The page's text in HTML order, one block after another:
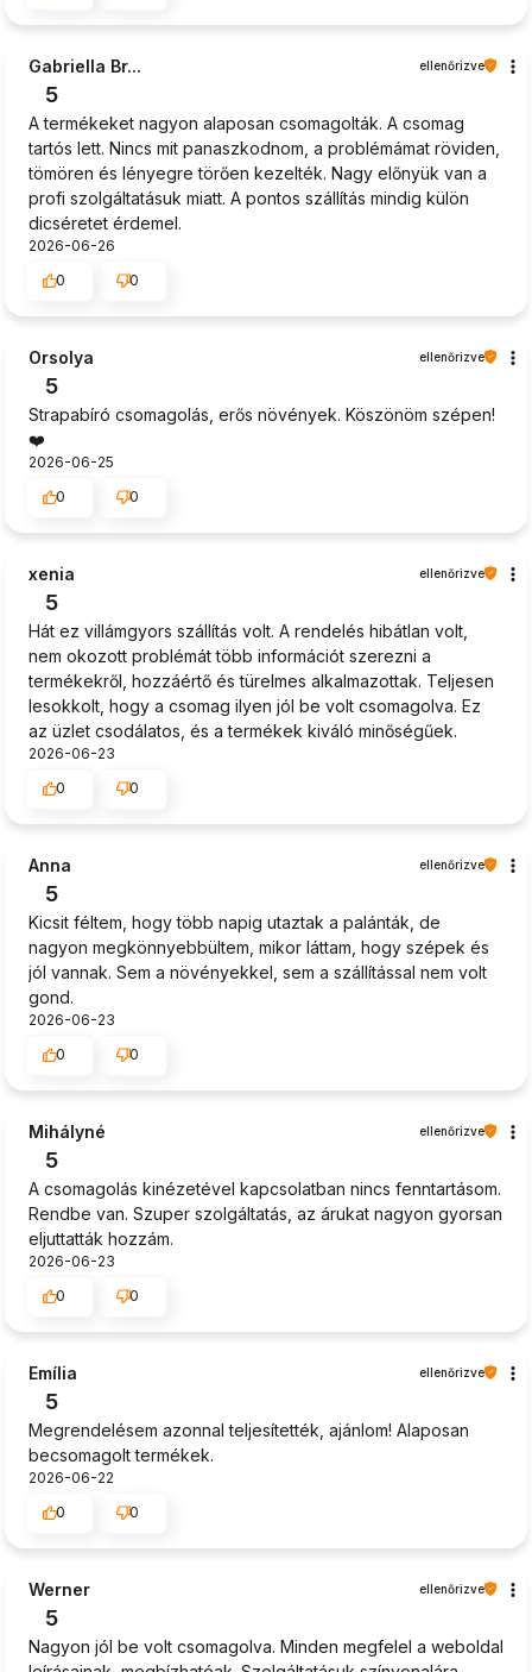
Gabriella Br... ellenőrizve
5
A termékeket nagyon alaposan csomagolták. A csomag
tartós lett. Nincs mit panaszkodnom, a problémámat röviden,
tömören és lényegre törően kezelték. Nagy előnyük van a
profi szolgáltatásuk miatt. A pontos szállítás mindig külön
dicséretet érdemel.
2026-06-26
0
0
Orsolya ellenőrizve
5
Strapabíró csomagolás, erős növények. Köszönöm szépen!
❤️
2026-06-25
0
0
xenia ellenőrizve
5
Hát ez villámgyors szállítás volt. A rendelés hibátlan volt,
nem okozott problémát több információt szerezni a
termékekről, hozzáértő és türelmes alkalmazottak. Teljesen
lesokkolt, hogy a csomag ilyen jól be volt csomagolva. Ez
az üzlet csodálatos, és a termékek kiváló minőségűek.
2026-06-23
0
0
Anna ellenőrizve
5
Kicsit féltem, hogy több napig utaztak a palánták, de
nagyon megkönnyebbültem, mikor láttam, hogy szépek és
jól vannak. Sem a növényekkel, sem a szállítással nem volt
gond.
2026-06-23
0
0
Mihályné ellenőrizve
5
A csomagolás kinézetével kapcsolatban nincs fenntartásom.
Rendbe van. Szuper szolgáltatás, az árukat nagyon gyorsan
eljuttatták hozzám.
2026-06-23
0
0
Emília ellenőrizve
5
Megrendelésem azonnal teljesítették, ajánlom! Alaposan
becsomagolt termékek.
2026-06-22
0
0
Werner ellenőrizve
5
Nagyon jól be volt csomagolva. Minden megfelel a weboldal